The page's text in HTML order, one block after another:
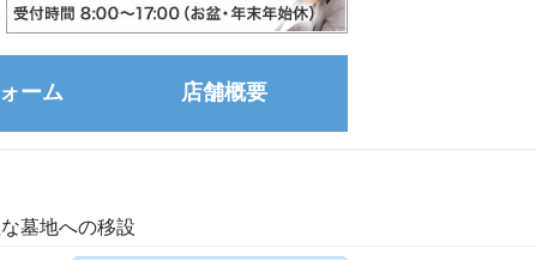
ーム 店舗概要
墓地への移設